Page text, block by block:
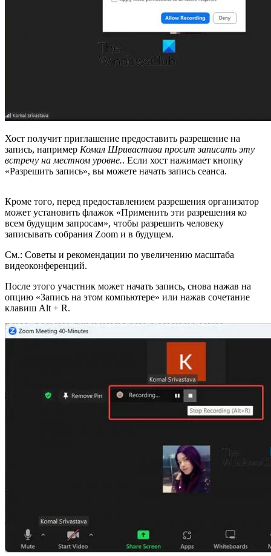
Хост получит приглашение предоставить разрешение на
запись, например Комал Шривастава просит записать эту
встречу на местном уровне.. Если хост нажимает кнопку
«Разрешить запись», вы можете начать запись сеанса.
Кроме того, перед предоставлением разрешения организатор
может установить флажок «Применить эти разрешения ко
всем будущим запросам», чтобы разрешить человеку
записывать собрания Zoom и в будущем.
См.: Советы и рекомендации по увеличению масштаба
видеоконференций.
После этого участник может начать запись, снова нажав на
опцию «Запись на этом компьютере» или нажав сочетание
клавиш Alt + R.